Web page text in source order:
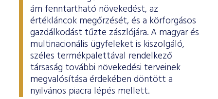
ám fenntartható növekedést, az
értékláncok megőrzését, és a körforgásos
gazdálkodást tűzte zászlójára. A magyar és
multinacionális ügyfeleket is kiszolgáló,
széles termékpalettával rendelkező
társaság további növekedési terveinek
megvalósítása érdekében döntött a
nyilvános piacra lépés mellett.